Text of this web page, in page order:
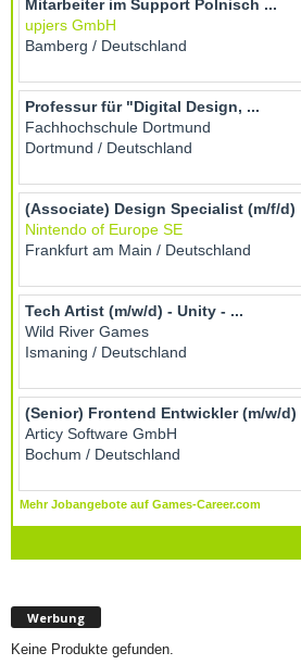
Werbung
Keine Produkte gefunden.